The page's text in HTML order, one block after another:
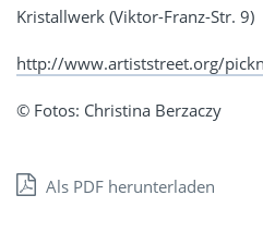
Kristallwerk (Viktor-Franz-Str. 9)
http://www.artiststreet.org/
© Fotos: Christina Berzaczy
Als PDF herunterladen